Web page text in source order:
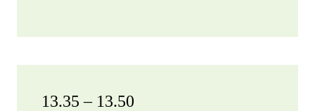
13.35 – 13.50